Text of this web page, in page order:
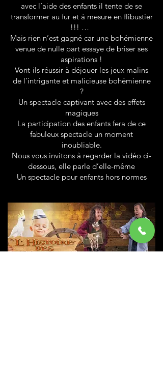
avec l’aide des enfants il tente de se
transformer au fur et à mesure en flibustier
!!! …
Mais rien n’est gagné car une bohémienne
venue de nulle part essaye de briser ses
aspirations !
Vont-ils réussir à déjouer les jeux malins
de l’intrigante et malicieuse bohémienne
?
Un spectacle captivant avec des effets
magiques
La participation des enfants fera de ce
fabuleux spectacle un moment
inoubliable.
Nous vous invitons à regarder la vidéo ci-
dessous, elle parle d’elle-même
Un spectacle pour enfants hors normes